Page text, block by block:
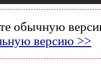
обычную
версию >>